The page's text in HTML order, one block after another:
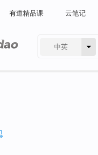
有道精品课 云笔记
中英